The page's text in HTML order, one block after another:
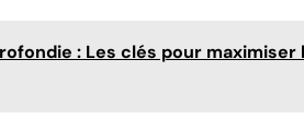
: Les clés pour